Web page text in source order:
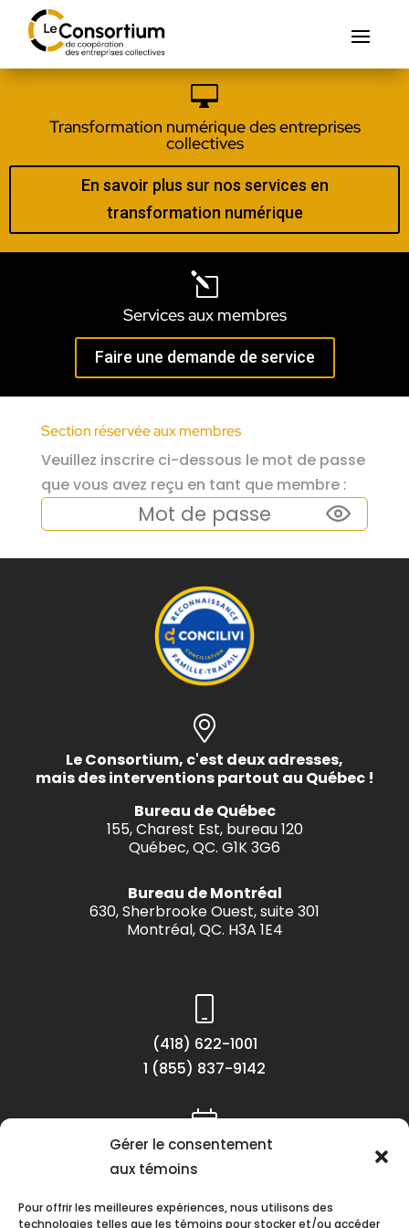
Gérer le consentement
aux témoins
Pour offrir les meilleures expériences, nous utilisons des
technologies telles que les témoins pour stocker et/ou accéder

Transformation numérique des entreprises
collectives
En savoir plus sur nos services en
transformation numérique
l
Services aux membres
Faire une demande de service
Section réservée aux membres
Veuillez inscrire ci-dessous le mot de passe
que vous avez reçu en tant que membre :
Le Consortium, c'est deux adresses,
mais des interventions partout au Québec !
Bureau de Québec
155, Charest Est, bureau 120
Québec, QC. G1K 3G6
Bureau de Montréal
630, Sherbrooke Ouest, suite 301
Montréal, QC. H3A 1E4
(418) 622-1001
1 (855) 837-9142
Lundi au vendredi